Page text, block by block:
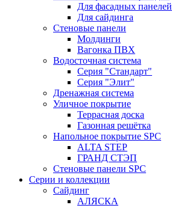
Для фасадных панелей
Для сайдинга
Стеновые панели
Молдинги
Вагонка ПВХ
Водосточная система
Серия "Стандарт"
Серия "Элит"
Дренажная система
Уличное покрытие
Террасная доска
Газонная решётка
Напольное покрытие SPC
ALTA STEP
ГРАНД СТЭП
Стеновые панели SPC
Серии и коллекции
Сайдинг
АЛЯСКА